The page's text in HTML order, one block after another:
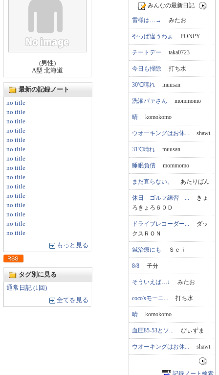
(男性)
A型 北海道
最新の記録ノート
no title
no title
no title
no title
no title
no title
no title
no title
no title
no title
no title
no title
no title
no title
no title
もっと見る
タグ別に見る
通常日記 (1回)
全てを見る
みんなの最新日記
雷様は…→ みたお
やっぱ違うわぁ PONPY
チートデー taka0723
今日も掃除 打ち水
30℃晴れ muusan
洗濯バァさん mommomo
晴 komokomo
ウオーキングはお休... shawt
31℃晴れ muusan
睡眠負債 mommomo
まだ直らない。 あたりばん
休日 ゴルフ練習 ...
きょ
ろきょろ６０Ｄ
ドライブレコーダー...
ダッ
クスＲＯＮ
鍼治療にも Ｓｅｉ
8/8 子分
そういえば…↓ みたお
coco'sモーニ... 打ち水
晴 komokomo
血圧85-53とソ... ぴぃずま
ウオーキングはお休... shawt
記録ノート検索